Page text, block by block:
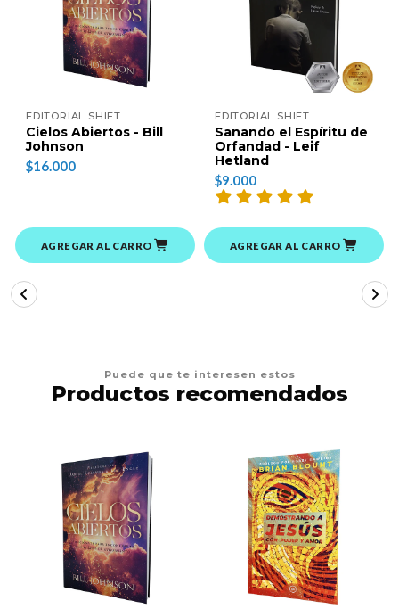
EDITORIAL SHIFT
Cielos Abiertos - Bill
Johnson
$16.000
AGREGAR AL CARRO
EDITORIAL SHIFT
Sanando el Espíritu de
Orfandad - Leif
Hetland
$9.000
AGREGAR AL CARRO
Puede que te interesen estos
Productos recomendados